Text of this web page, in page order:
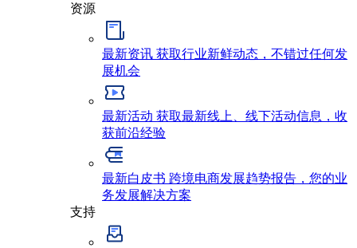
资源
最新资讯 获取行业新鲜动态，不错过任何发
展机会
最新活动 获取最新线上、线下活动信息，收
获前沿经验
最新白皮书 跨境电商发展趋势报告，您的业
务发展解决方案
支持